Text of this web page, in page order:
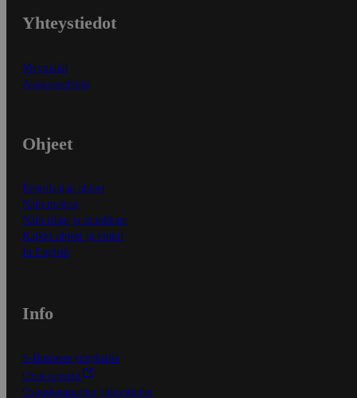
Yhteystiedot
Myymälät
Asiakaspalvelu
Ohjeet
Ensitilaajan ohjeet
Näin maksat
Näin tilaat ja muokkaat
Kaikki ohjeet ja vinkit
In English
Info
S-Business yrityksille
Oiva-raportit
Osuuskauppojen yhteystiedot